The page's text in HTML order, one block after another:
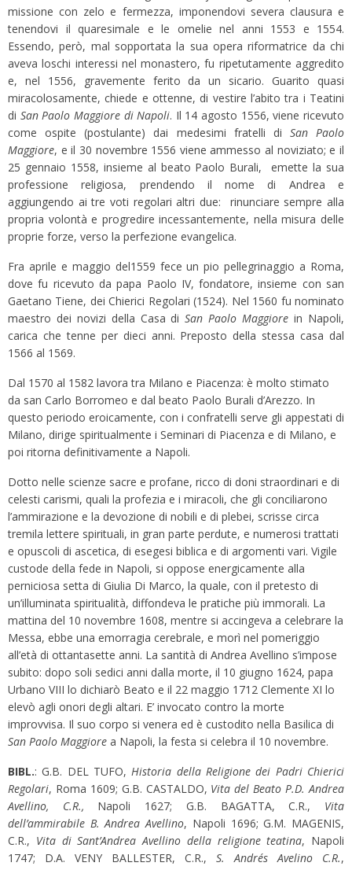
missione con zelo e fermezza, imponendovi severa clausura e
tenendovi il quaresimale e le omelie nel anni 1553 e 1554.
Essendo, però, mal sopportata la sua opera riformatrice da chi
aveva loschi interessi nel monastero, fu ripetutamente aggredito
e, nel 1556, gravemente ferito da un sicario. Guarito quasi
miracolosamente, chiede e ottenne, di vestire l’abito tra i Teatini
di San Paolo Maggiore di Napoli. Il 14 agosto 1556, viene ricevuto
come ospite (postulante) dai medesimi fratelli di San Paolo
Maggiore, e il 30 novembre 1556 viene ammesso al noviziato; e il
25 gennaio 1558, insieme al beato Paolo Burali, emette la sua
professione religiosa, prendendo il nome di Andrea e
aggiungendo ai tre voti regolari altri due: rinunciare sempre alla
propria volontà e progredire incessantemente, nella misura delle
proprie forze, verso la perfezione evangelica.
Fra aprile e maggio del1559 fece un pio pellegrinaggio a Roma,
dove fu ricevuto da papa Paolo IV, fondatore, insieme con san
Gaetano Tiene, dei Chierici Regolari (1524). Nel 1560 fu nominato
maestro dei novizi della Casa diSan Paolo Maggiore in Napoli,
carica che tenne per dieci anni. Preposto della stessa casa dal
1566 al 1569.
Dal 1570 al 1582 lavora tra Milano e Piacenza: è molto stimato
da san Carlo Borromeo e dal beato Paolo Burali d’Arezzo. In
questo periodo eroicamente, con i confratelli serve gli appestati di
Milano, dirige spiritualmente i Seminari di Piacenza e di Milano, e
poi ritorna definitivamente a Napoli.
Dotto nelle scienze sacre e profane, ricco di doni straordinari e di
celesti carismi, quali la profezia e i miracoli, che gli conciliarono
l’ammirazione e la devozione di nobili e di plebei, scrisse circa
tremila lettere spirituali, in gran parte perdute, e numerosi trattati
e opuscoli di ascetica, di esegesi biblica e di argomenti vari. Vigile
custode della fede in Napoli, si oppose energicamente alla
perniciosa setta di Giulia Di Marco, la quale, con il pretesto di
un’illuminata spiritualità, diffondeva le pratiche più immorali. La
mattina del 10 novembre 1608, mentre si accingeva a celebrare la
Messa, ebbe una emorragia cerebrale, e morì nel pomeriggio
all’età di ottantasette anni. La santità di Andrea Avellino s’impose
subito: dopo soli sedici anni dalla morte, il 10 giugno 1624, papa
Urbano VIII lo dichiarò Beato e il 22 maggio 1712 Clemente XI lo
elevò agli onori degli altari. E’ invocato contro la morte
improvvisa. Il suo corpo si venera ed è custodito nella Basilica di
San Paolo Maggiore a Napoli, la festa si celebra il 10 novembre.
BIBL.: G.B. DEL TUFO,Historia della Religione dei Padri Chierici
Regolari, Roma 1609; G.B. CASTALDO, Vita del Beato P.D. Andrea
Avellino, C.R., Napoli 1627; G.B. BAGATTA, C.R., Vita
dell’ammirabile B. Andrea Avellino, Napoli 1696; G.M. MAGENIS,
C.R., Vita di Sant’Andrea Avellino della religione teatina, Napoli
1747; D.A. VENY BALLESTER, C.R., S. Andrés Avelino C.R.,